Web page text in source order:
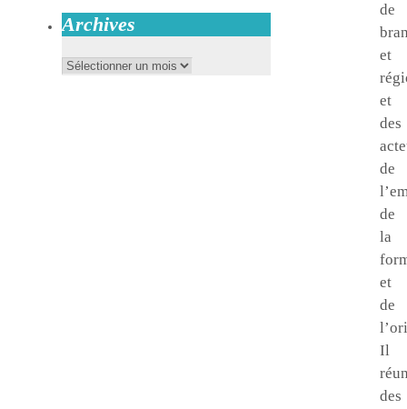
de
et
et
des
de
de
la
et
de
Il
des
Archives
Archives